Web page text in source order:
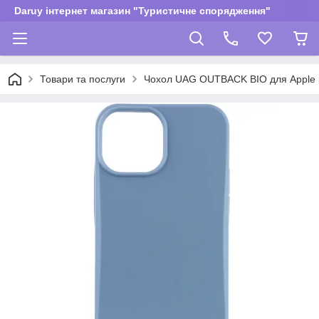
Daruy інтернет магазин "Туристичне спорядження"
Товари та послуги Чохол UAG OUTBACK BIO для